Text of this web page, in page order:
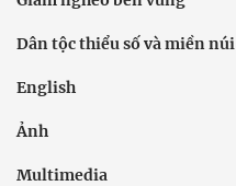
Dân tộc thiểu số và miền núi
English
Ảnh
Multimedia